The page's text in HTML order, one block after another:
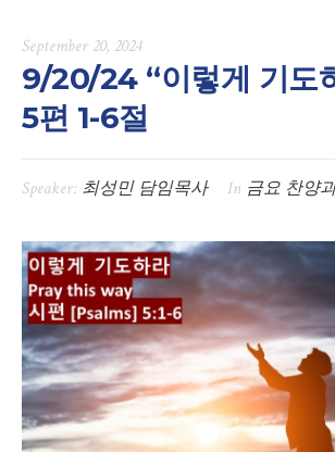
September 20, 2024
9/20/24 “이렇게 기도
5편 1-6절
Speaker: 최성민 담임목사 In 금요 찬양